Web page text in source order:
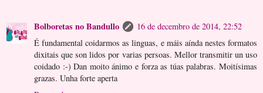
Bolboretas no Bandullo
16 de decembro de 2014, 22:52
É fundamental coidarmos as linguas, e máis aínda nestes formatos
dixitais que son lidos por varias persoas. Mellor transmitir un uso
coidado :-) Dan moito ánimo e forza as túas palabras. Moitísimas
grazas. Unha forte aperta